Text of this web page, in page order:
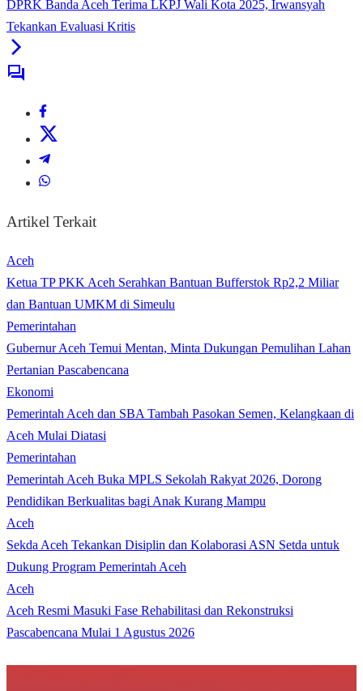
DPRK Banda Aceh Terima LKPJ Wali Kota 2025, Irwansyah
Tekankan Evaluasi Kritis
Artikel Terkait
Aceh
Ketua TP PKK Aceh Serahkan Bantuan Bufferstok Rp2,2 Miliar
dan Bantuan UMKM di Simeulu
Pemerintahan
Gubernur Aceh Temui Mentan, Minta Dukungan Pemulihan Lahan
Pertanian Pascabencana
Ekonomi
Pemerintah Aceh dan SBA Tambah Pasokan Semen, Kelangkaan di
Aceh Mulai Diatasi
Pemerintahan
Pemerintah Aceh Buka MPLS Sekolah Rakyat 2026, Dorong
Pendidikan Berkualitas bagi Anak Kurang Mampu
Aceh
Sekda Aceh Tekankan Disiplin dan Kolaborasi ASN Setda untuk
Dukung Program Pemerintah Aceh
Aceh
Aceh Resmi Masuki Fase Rehabilitasi dan Rekonstruksi
Pascabencana Mulai 1 Agustus 2026